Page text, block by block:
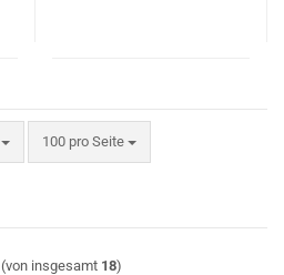
100 pro Seite
pro Seite
(von insgesamt 18)